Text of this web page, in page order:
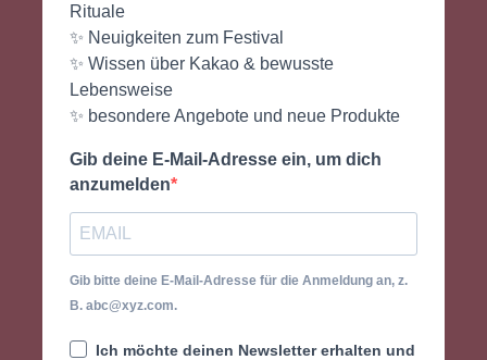
Rituale
✨ Neuigkeiten zum Festival
✨ Wissen über Kakao & bewusste
Lebensweise
✨ besondere Angebote und neue Produkte
Gib deine E-Mail-Adresse ein, um dich
anzumelden
Gib bitte deine E-Mail-Adresse für die Anmeldung an, z.
B. abc@xyz.com.
Ich möchte deinen Newsletter erhalten und